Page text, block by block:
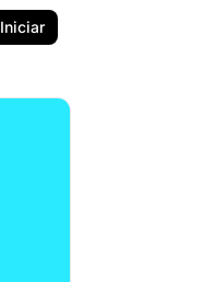
Iniciar